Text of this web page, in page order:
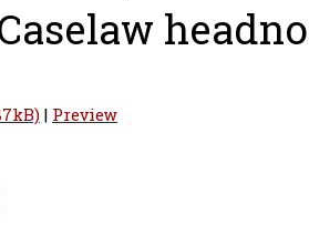
| Preview